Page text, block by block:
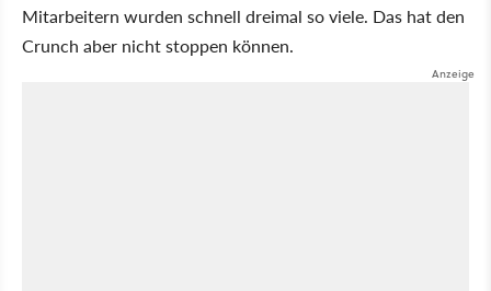
Mitarbeitern wurden schnell dreimal so viele. Das hat den
Crunch aber nicht stoppen können.